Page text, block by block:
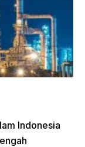
Indonesia